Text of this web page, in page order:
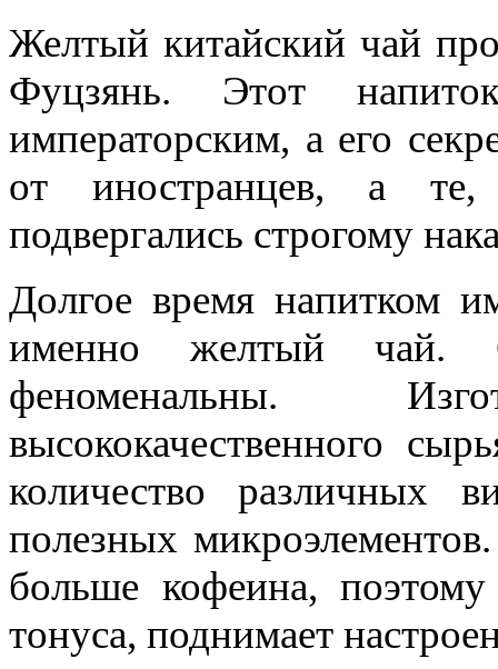
Желтый китайский чай
Фуцзянь. Этот
императорским, а его
от иностранцев, а
подвергались строгому
Долгое время напитком
именно желтый чай.
феноменальны.
высококачественного
количество различных
полезных
больше кофеина,
тонуса, поднимает